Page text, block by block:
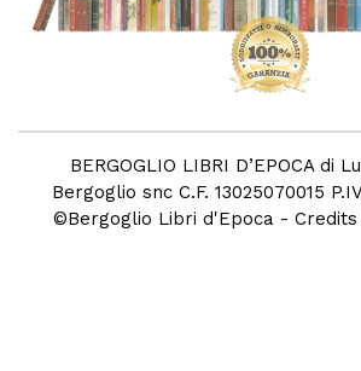
BERGOGLIO LIBRI D’EPOCA di
Bergoglio snc C.F. 13025070015
©Bergoglio Libri d'Epoca - Credits